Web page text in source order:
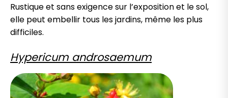
Rustique et sans exigence sur l’exposition et le sol,
elle peut embellir tous les jardins, même les plus
difficiles.
Hypericum androsaemum